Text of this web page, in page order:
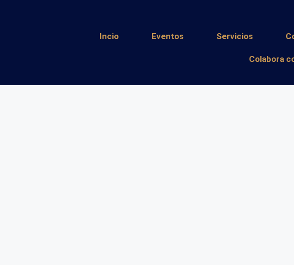
Incio Eventos Servicios
Colabora